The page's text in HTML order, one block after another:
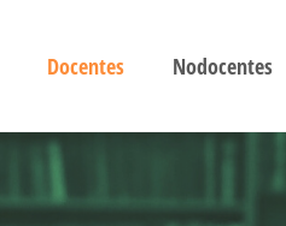
Docentes Nodocentes